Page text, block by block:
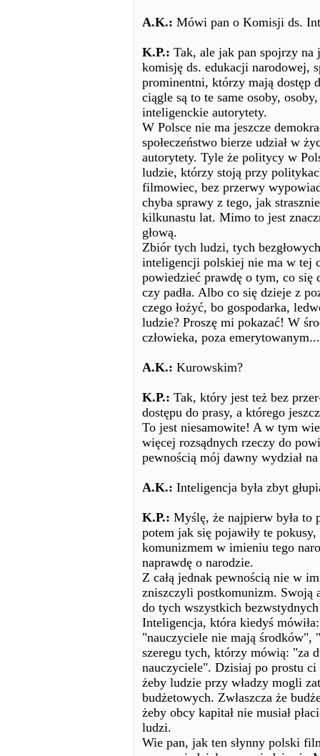
A.K.: Mówi pan o Komisji ds.
K.P.: Tak, ale jak pan spojrzy na
komisję ds. edukacji narodowej,
prominentni, którzy mają dostęp
ciągle są to te same osoby,
inteligenckie autorytety.
W Polsce nie ma jeszcze
społeczeństwo bierze udział w
autorytety. Tyle że politycy w
ludzie, którzy stoją przy
filmowiec, bez przerwy
chyba sprawy z tego, jak
kilkunastu lat. Mimo to jest
głową.
Zbiór tych ludzi, tych
inteligencji polskiej nie ma w tej
powiedzieć prawdę o tym, co się
czy padła. Albo co się dzieje z
czego łożyć, bo gospodarka,
ludzie? Proszę mi pokazać! W
człowieka, poza emerytowanym...
A.K.: Kurowskim?
K.P.: Tak, który jest też bez
dostępu do prasy, a którego
To jest niesamowite! A w tym
więcej rozsądnych rzeczy do
pewnością mój dawny wydział
A.K.: Inteligencja była zbyt
K.P.: Myślę, że najpierw była to
potem jak się pojawiły te
komunizmem w imieniu tego
naprawdę o narodzie.
Z całą jednak pewnością nie w
zniszczyli postkomunizm. Swoją
do tych wszystkich
Inteligencja, która kiedyś
"nauczyciele nie mają
szeregu tych, którzy mówią: "za
nauczyciele". Dzisiaj po prostu
żeby ludzie przy władzy mogli
budżetowych. Zwłaszcza że
żeby obcy kapitał nie musiał
ludzi.
Wie pan, jak ten słynny polski